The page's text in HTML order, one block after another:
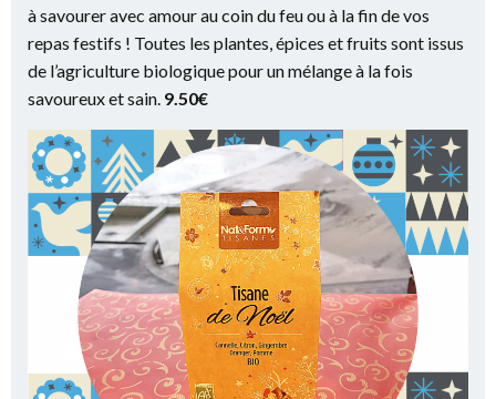
à savourer avec amour au coin du feu ou à la fin de vos
repas festifs ! Toutes les plantes, épices et fruits sont issus
de l’agriculture biologique pour un mélange à la fois
savoureux et sain. 9.50€